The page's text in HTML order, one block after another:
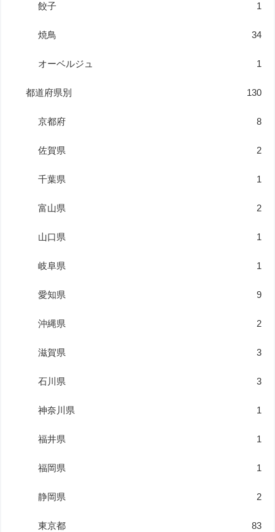
餃子 1
焼鳥 34
オーベルジュ 1
都道府県別 130
京都府 8
佐賀県 2
千葉県 1
富山県 2
山口県 1
岐阜県 1
愛知県 9
沖縄県 2
滋賀県 3
石川県 3
神奈川県 1
福井県 1
福岡県 1
静岡県 2
東京都 83